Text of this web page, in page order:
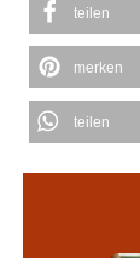
teilen
merken
teilen